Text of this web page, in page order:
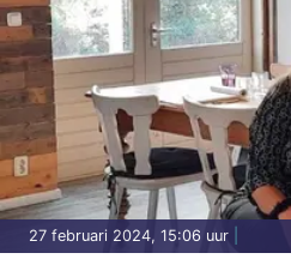
27 februari 2024, 15:06 uur